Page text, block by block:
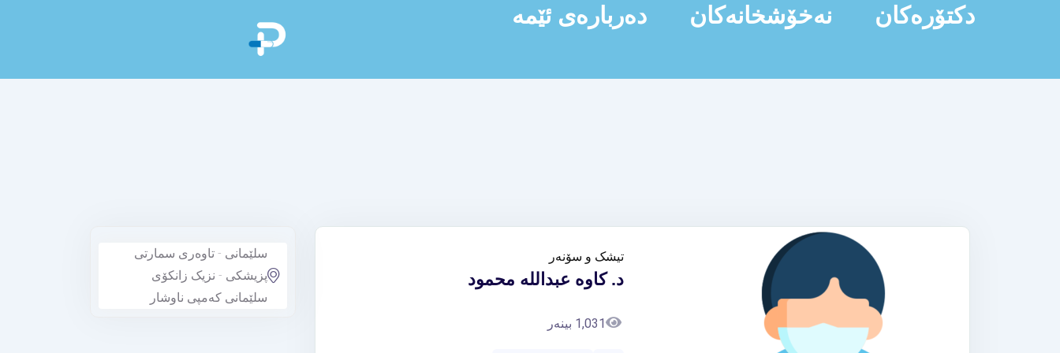
دکتۆرەکان نەخۆشخانەکان دەربارەی ئێمە
تیشک و سۆنەر
د. کاوە عبداللە محمود
1,031 بینەر
سلێمانی - تاوەری سمارتی
پزیشکی - نزیک زانکۆی
سلێمانی کەمپی ناوشار